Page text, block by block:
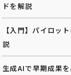
ドを解説
【入門】パイロッ
説
生成AIで早期成果